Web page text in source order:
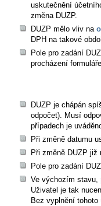
uskutečnění
změna DUZP.
DUZP mělo vliv na
DPH na takové
Pole pro zadání
procházení
DUZP je chápán
odpočet). Musí
případech je
Při změně datumu
Při změně DUZP již
Pole pro zadání
Ve výchozím stavu,
Uživatel je tak
Bez vyplnění tohoto